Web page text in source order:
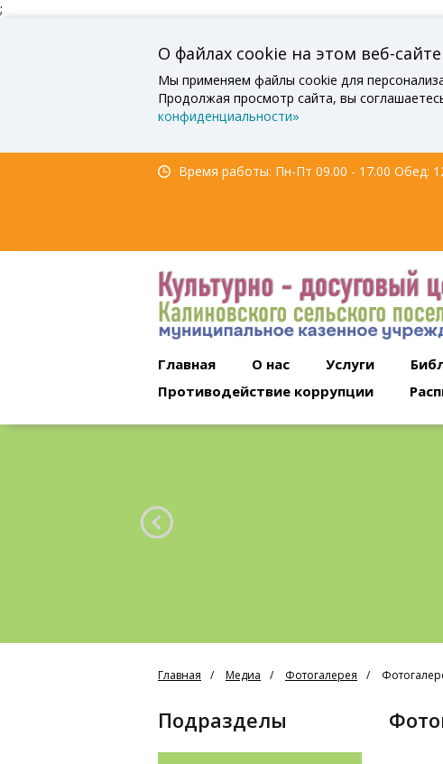
;
О файлах cookie на этом веб-сайте
Мы применяем файлы cookie для
Продолжая просмотр сайта, вы
конфиденциальности»
Время работы: Пн-Пт 09.00 - 17.00 Обед:
Главная О нас Услуги
Противодействие коррупции
Главная Медиа Фотогалерея
Подразделы